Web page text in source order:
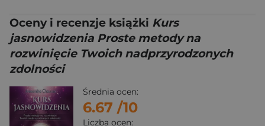
Oceny i recenzje książki Kurs
jasnowidzenia Proste metody na
rozwinięcie Twoich nadprzyrodzonych
zdolności
Średnia ocen:
6.67 /10
Liczba ocen: